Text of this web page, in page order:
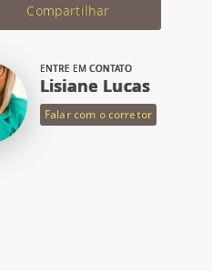
Compartilhar
ENTRE EM CONTATO
Lisiane Lucas
Falar com o corretor